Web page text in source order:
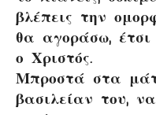
βλέπεις την
θα αγοράσω,
ο Χριστός.
Μπροστά στα
βασιλείαν του,